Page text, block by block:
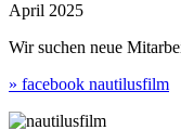
April 2025
Wir suchen neue
» facebook nautilusfilm